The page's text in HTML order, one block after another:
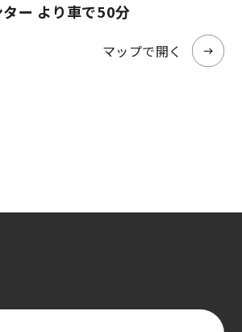
ター より車で50分
マップで開く